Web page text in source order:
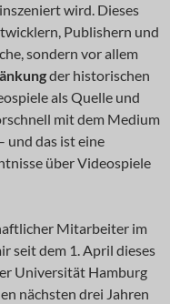
wird. Dieses
Publishern und
sondern vor allem
der historischen
als Quelle und
mit dem Medium
und das ist eine
über Videospiele
Mitarbeiter im
seit dem 1. April dieses
Universität Hamburg
nächsten drei Jahren